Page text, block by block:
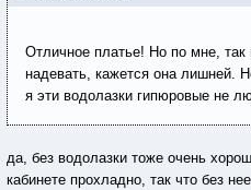
Отличное платье! Но по мне,
надевать, кажется она лишней.
я эти водолазки гипюровые не
да, без водолазки тоже очень
кабинете прохладно, так что без